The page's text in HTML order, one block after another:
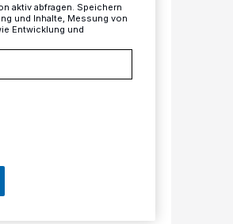
aktiv abfragen. Speichern
und Inhalte, Messung von
Entwicklung und